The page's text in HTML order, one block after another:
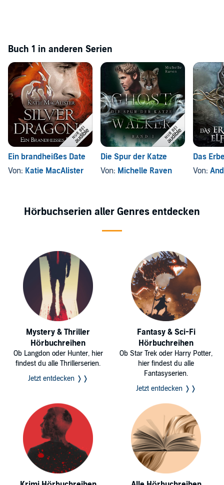
Buch 1 in anderen Serien
Ein brandheißes Date
Von: Katie MacAlister
Die Spur der Katze
Von: Michelle Raven
Das
Von:
Hörbuchserien aller Genres entdecken
Mystery & Thriller
Hörbuchreihen
Ob Langdon oder Hunter, hier
findest du alle Thrillerserien.
Jetzt entdecken ❭❭
Fantasy & Sci-Fi
Hörbuchreihen
Ob Star Trek oder Harry Potter,
hier findest du alle
Fantasyserien.
Jetzt entdecken ❭❭